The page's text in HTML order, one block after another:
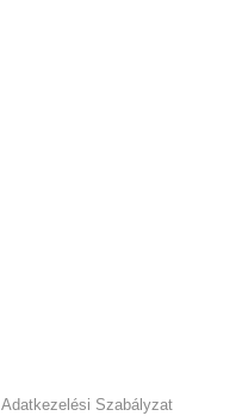
Adatkezelési Szabályzat